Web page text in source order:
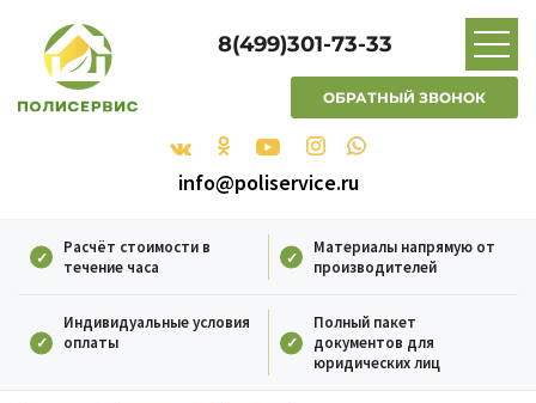
8(499)301-73-33
ОБРАТНЫЙ ЗВОНОК
info@poliservice.ru
Расчёт стоимости в
течение часа
Материалы напрямую от
производителей
Индивидуальные условия
оплаты
Полный пакет
документов для
юридических лиц